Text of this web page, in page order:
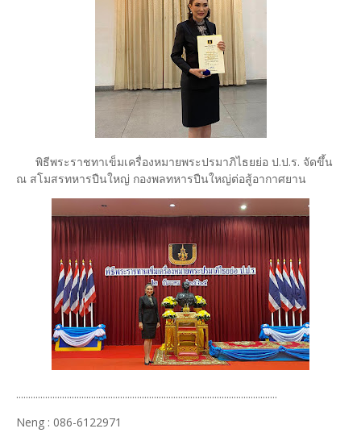
พิธีพระราชทาเข็มเครื่องหมายพระปรมาภิไธยย่อ ป.ป.ร. จัดขึ้น
ณ สโมสรทหารปืนใหญ่ กองพลทหารปืนใหญ่ต่อสู้อากาศยาน
............................................................................................................
Neng : 086-6122971